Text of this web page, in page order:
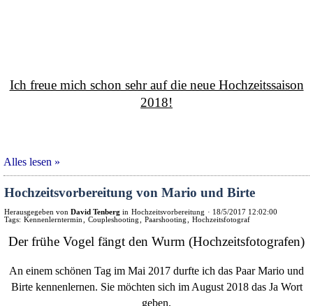
Ich freue mich schon sehr auf die neue Hochzeitssaison
2018!
Alles lesen »
Hochzeitsvorbereitung von Mario und Birte
Herausgegeben von David Tenberg in Hochzeitsvorbereitung · 18/5/2017 12:02:00
Tags: Kennenlerntermin Coupleshooting Paarshooting Hochzeitsfotograf
Der frühe Vogel fängt den Wurm (Hochzeitsfotografen)
An einem schönen Tag im Mai 2017 durfte ich das Paar Mario und
Birte kennenlernen. Sie möchten sich im August 2018 das Ja Wort
geben.